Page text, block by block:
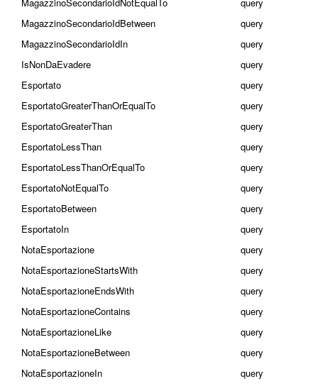
MagazzinoSecondarioIdBetween
query
MagazzinoSecondarioIdIn
query
IsNonDaEvadere
query
Esportato
query
EsportatoGreaterThanOrEqualTo
query
EsportatoGreaterThan
query
EsportatoLessThan
query
EsportatoLessThanOrEqualTo
query
EsportatoNotEqualTo
query
EsportatoBetween
query
EsportatoIn
query
NotaEsportazione
query
NotaEsportazioneStartsWith
query
NotaEsportazioneEndsWith
query
NotaEsportazioneContains
query
NotaEsportazioneLike
query
NotaEsportazioneBetween
query
NotaEsportazioneIn
query